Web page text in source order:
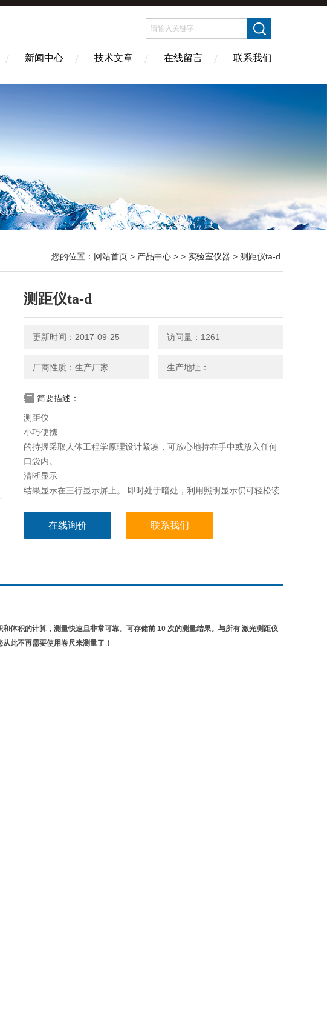
新闻中心 技术文章 在线留言 联系我们
您的位置： 网站首页 > 产品中心 > > 实验室仪器 > 测距仪ta-d
测距仪ta-d
更新时间：2017-09-25 访问量：1261
厂商性质：生产厂家 生产地址：
简要描述：
测距仪
小巧便携
的持握采取人体工程学原理设计紧凑，可放心地持在手中或放入任何
口袋内。
清晰显示
结果显示在三行显示屏上。 即时处于暗处，利用照明显示仍可轻松读
简单灵巧
在线询价 联系我们
体积的计算，测量快速且非常可靠。可存储前 10 次的测量结果。与所有 激光测距仪
此不再需要使用卷尺来测量了！